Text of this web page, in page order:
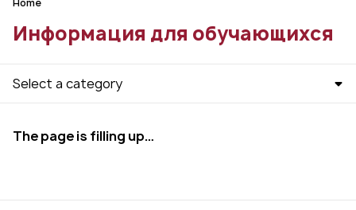
Home
Информация для обучающихся
Select a category
The page is filling up…